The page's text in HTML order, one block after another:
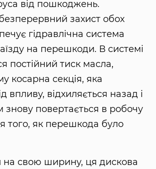
від пошкоджень.
захист обох
гідравлічна система
на перешкоди. В системі
постійний тиск масла,
косарна секція, яка
впливу, відхиляється назад і
знову повертається в робочу
того, як перешкода було
свою ширину, ця дискова